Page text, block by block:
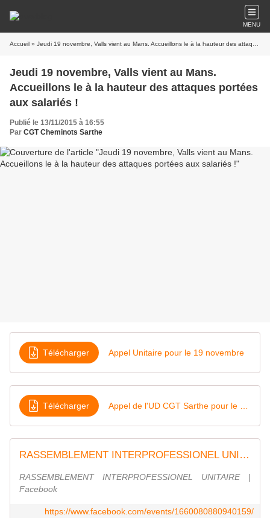
MENU
Accueil » Jeudi 19 novembre, Valls vient au Mans. Accueillons le à la hauteur des attaques portées aux salariés !
Jeudi 19 novembre, Valls vient au Mans.
Accueillons le à la hauteur des attaques portées
aux salariés !
Publié le 13/11/2015 à 16:55
Par CGT Cheminots Sarthe
Télécharger Appel Unitaire pour le 19 novembre
Télécharger
RASSEMBLEMENT INTERPROFESSIONEL UNITAIRE | Facebook
RASSEMBLEMENT INTERPROFESSIONEL UNITAIRE |
Facebook
https://www.facebook.com/events/1660080880940159/